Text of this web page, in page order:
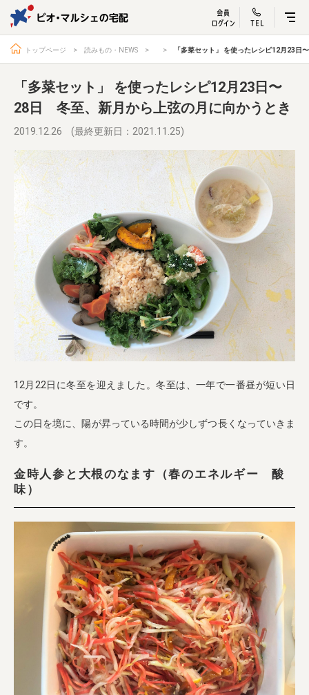
ビオ・マルシェ
宅配サービス紹介 有機野菜の お試しセッ
入
トップページ
宅配サービスについて 読みもの・NEWS
ビオ・マルシェの商品 ご利用ガイド
よくある質問 オーガニックって何
お届け情報 生産者・製造者
取扱店 ビオママクラブ
お問い合わせ 放射性物質への対応
会社概要 採用情報
業務用卸 SDGsへの取り組み
トップページ 読みもの・NEWS 「多菜セット」 を使ったレシピ12月23
「多菜セット」 を使ったレシピ12月23日〜
28日 冬至、新月から上弦の月に向かうとき
2019.12.26 (最終更新日：2021.11.25)
12月22日に冬至を迎えました。冬至は、一年で一番昼が短い日
です。
この日を境に、陽が昇っている時間が少しずつ長くなっていきま
す。
金時人参と大根のなます（春のエネルギー 酸
味）